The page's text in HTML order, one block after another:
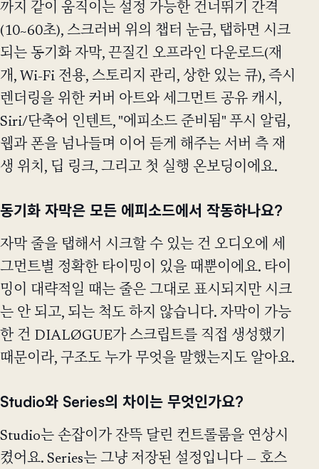
까지 같이 움직이는 설정 가능한 건너뛰기 간격
(10~60초), 스크러버 위의 챕터 눈금, 탭하면 시크
되는 동기화 자막, 끈질긴 오프라인 다운로드(재
개, Wi-Fi 전용, 스토리지 관리, 상한 있는 큐), 즉시
렌더링을 위한 커버 아트와 세그먼트 공유 캐시,
Siri/단축어 인텐트, "에피소드 준비됨" 푸시 알림,
웹과 폰을 넘나들며 이어 듣게 해주는 서버 측 재
생 위치, 딥 링크, 그리고 첫 실행 온보딩이에요.
동기화 자막은 모든 에피소드에서 작동하나요?
자막 줄을 탭해서 시크할 수 있는 건 오디오에 세
그먼트별 정확한 타이밍이 있을 때뿐이에요. 타이
밍이 대략적일 때는 줄은 그대로 표시되지만 시크
는 안 되고, 되는 척도 하지 않습니다. 자막이 가능
한 건 DIALØGUE가 스크립트를 직접 생성했기
때문이라, 구조도 누가 무엇을 말했는지도 알아요.
Studio와 Series의 차이는 무엇인가요?
Studio는 손잡이가 잔뜩 달린 컨트롤룸을 연상시
켰어요. Series는 그냥 저장된 설정입니다 — 호스